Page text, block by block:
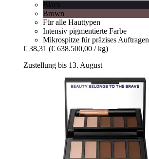
Black
Brown
Für alle Hauttypen
Intensiv pigmentierte Farbe
Mikrospitze für präzises Auftragen
€ 38,31 (€ 638.500,00 / kg)
Zustellung bis 13. August